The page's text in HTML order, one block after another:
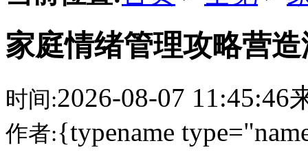
家庭情绪管理攻略营
时间:2026-08-07 11:45:46
作者:{typename